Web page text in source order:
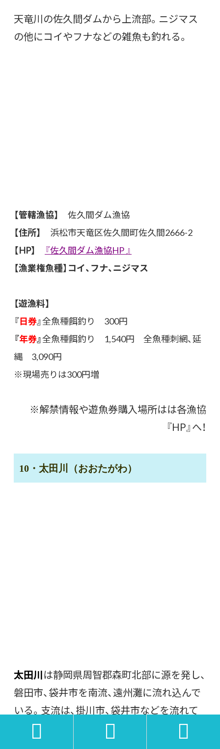
天竜川の佐久間ダムから上流部。ニジマス
の他にコイやフナなどの雑魚も釣れる。
【管轄漁協】 佐久間ダム漁協
【住所】 浜松市天竜区佐久間町佐久間2666-2
【HP】
『佐久間ダム漁協HP 』
【漁業権魚種】 コイ、フナ、ニジマス
【遊漁料】
『日券』全魚種餌釣り 300円
『年券』全魚種餌釣り 1,540円 全魚種刺網、延
縄 3,090円
※現場売りは300円増
※解禁情報や遊魚券購入場所はは各漁協
『HP』へ！
10・太田川（おおたがわ）
太田川は静岡県周智郡森町北部に源を発し、
磐田市、袋井市を南流、遠州灘に流れ込んで
いる。支流は、掛川市、袋井市などを流れて
いる二級河川。
  